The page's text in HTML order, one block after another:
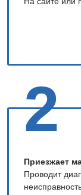
2
Приезжает
Проводит